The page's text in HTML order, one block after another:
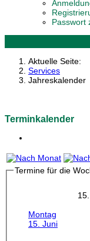
Passwort
Aktuelle Seite:
Services
Jahreskalender
Terminkalender
Termine für die
Montag
15. Juni